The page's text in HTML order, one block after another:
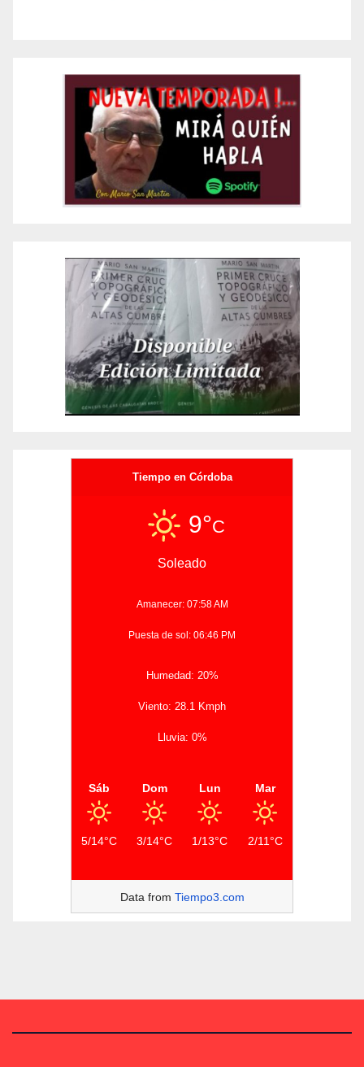
Tiempo en Córdoba
9°C
Soleado
Amanecer: 07:58 AM
Puesta de sol: 06:46 PM
Humedad: 20%
Viento: 28.1 Kmph
Lluvia: 0%
Sáb
5/14°C
Dom
3/14°C
Lun
1/13°C
Mar
2/11°C
Data from Tiempo3.com